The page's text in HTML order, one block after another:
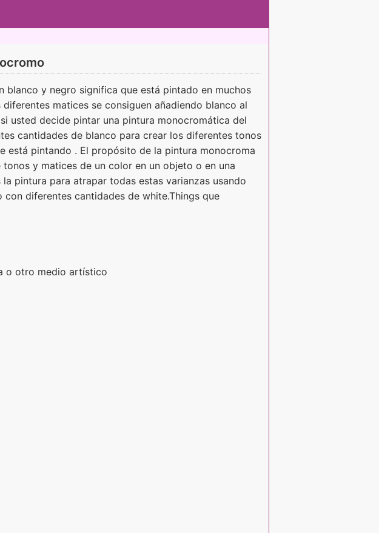
blanco y negro significa que está pintado en muchos
matices se consiguen añadiendo blanco al
usted decide pintar una pintura monocromática del
cantidades de blanco para crear los diferentes tonos
está pintando . El propósito de la pintura monocroma
y matices de un color en un objeto o en una
pintura para atrapar todas estas varianzas usando
con diferentes cantidades de white.Things que
o otro medio artístico